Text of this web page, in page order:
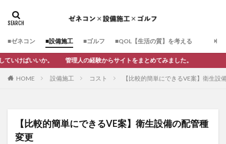
■ゼネコン ■設備施工 ■ゴルフ ■QOL【生活の質】を考える
験からサイトをまとめてみました。
HOME 設備施工 コスト 【比較的簡単にできるVE案】衛生設
【比較的簡単にできるVE案】衛生設備の配管種
変更